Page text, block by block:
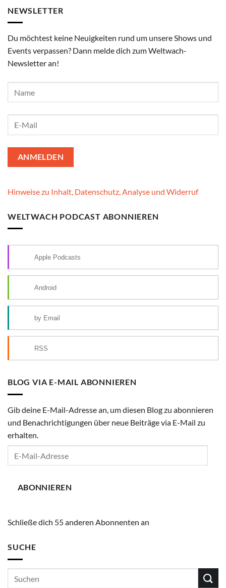
NEWSLETTER
Du möchtest keine Neuigkeiten rund um unsere Shows und
Events verpassen? Dann melde dich zum Weltwach-
Newsletter an!
Hinweise zu Inhalt, Datenschutz, Analyse und Widerruf
WELTWACH PODCAST ABONNIEREN
Apple Podcasts
Android
by Email
RSS
BLOG VIA E-MAIL ABONNIEREN
Gib deine E-Mail-Adresse an, um diesen Blog zu abonnieren
und Benachrichtigungen über neue Beiträge via E-Mail zu
erhalten.
ABONNIEREN
Schließe dich 55 anderen Abonnenten an
SUCHE